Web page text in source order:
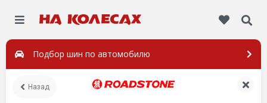
Подбор шин по автомобилю
Назад